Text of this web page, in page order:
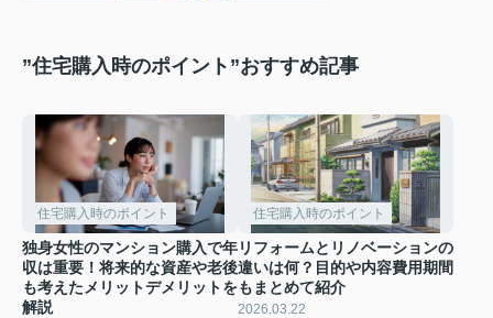
”住宅購入時のポイント”おすすめ記事
住宅購入時のポイント
独身女性のマンション購入で年
収は重要！将来的な資産や老後
も考えたメリットデメリットを
解説
住宅購入時のポイント
リフォームとリノベーションの
違いは何？目的や内容費用期間
もまとめて紹介
2026.03.22